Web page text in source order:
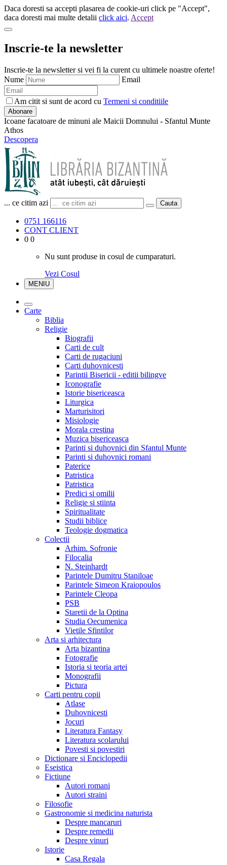
Daca doresti sa accepti plasarea de cookie-uri click pe "Accept",
daca doresti mai multe detalii click aici. Accept
Inscrie-te la newsletter
Inscrie-te la newsletter si vei fi la curent cu ultimele noastre oferte!
Nume
Email
Am citit si sunt de acord cu Termeni si conditiile
Abonare
Icoane facatoare de minuni ale Maicii Domnului - Sfantul Munte
Athos
Descopera
... ce citim azi Cauta
0751 166116
CONT CLIENT
0 0
Nu sunt produse in cosul de cumparaturi.
Vezi Cosul
MENIU
Carte
Biblia
Religie
Biografii
Carti de cult
Carti de rugaciuni
Carti duhovnicesti
Parintii Bisericii - editii bilingve
Iconografie
Istorie bisericeasca
Liturgica
Marturisitori
Misiologie
Morala crestina
Muzica bisericeasca
Parinti si duhovnici din Sfantul Munte
Parinti si duhovnici romani
Paterice
Patristica
Patristica
Predici si omilii
Religie si stiinta
Spiritualitate
Studii biblice
Teologie dogmatica
Colectii
Arhim. Sofronie
Filocalia
N. Steinhardt
Parintele Dumitru Staniloae
Parintele Simeon Kraiopoulos
Parintele Cleopa
PSB
Staretii de la Optina
Studia Oecumenica
Vietile Sfintilor
Arta si arhitectura
Arta bizantina
Fotografie
Istoria si teoria artei
Monografii
Pictura
Carti pentru copii
Atlase
Duhovnicesti
Jocuri
Literatura Fantasy
Literatura scolarului
Povesti si povestiri
Dictionare si Enciclopedii
Eseistica
Fictiune
Autori romani
Autori straini
Filosofie
Gastronomie si medicina naturista
Despre mancaruri
Despre remedii
Despre vinuri
Istorie
Casa Regala